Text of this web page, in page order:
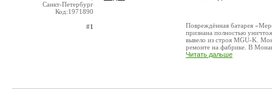
Санкт-Петербург
Код:1971890
#1
Повреждённая батарея
признана полностью
вывело из строя MGU-K.
ремонте на фабрике. В
Читать дальше